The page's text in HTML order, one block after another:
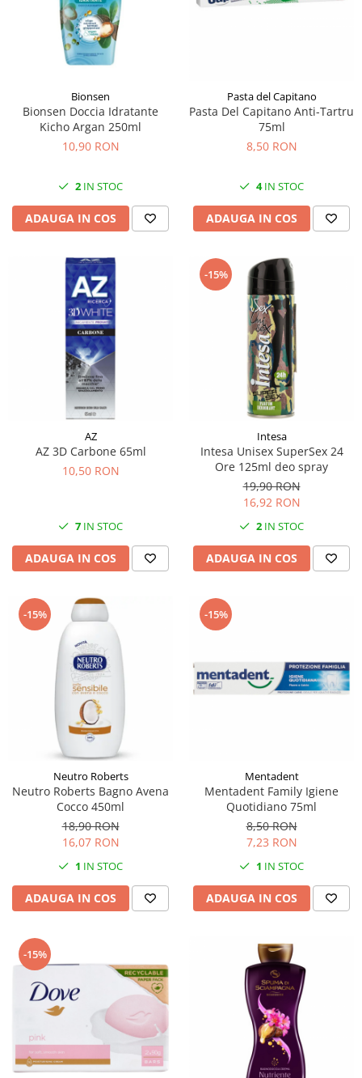
Bionsen
Bionsen Doccia Idratante
Kicho Argan 250ml
10,90 RON
2 IN STOC
ADAUGA IN COS
Pasta del Capitano
Pasta Del Capitano Anti-Tartru
75ml
8,50 RON
4IN STOC
ADAUGA IN COS
AZ
AZ 3D Carbone 65ml
10,50 RON
7 IN STOC
ADAUGA IN COS
-15%
Intesa
Intesa Unisex SuperSex 24
Ore 125ml deo spray
19,90 RON
16,92 RON
2 IN STOC
ADAUGA IN COS
-15%
Neutro Roberts
Neutro Roberts Bagno Avena
Cocco 450ml
18,90 RON
16,07 RON
1 IN STOC
ADAUGA IN COS
-15%
Mentadent
Mentadent Family Igiene
Quotidiano 75ml
8,50 RON
7,23 RON
1 IN STOC
ADAUGA IN COS
-15%